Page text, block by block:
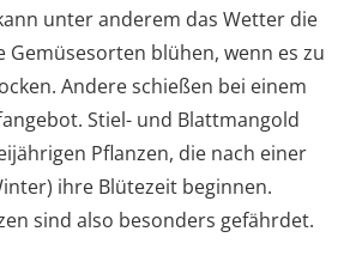
unter anderem das Wetter die
Gemüsesorten blühen, wenn es zu
Andere schießen bei einem
Stiel- und Blattmangold
Pflanzen, die nach einer
ihre Blütezeit beginnen.
sind also besonders gefährdet.